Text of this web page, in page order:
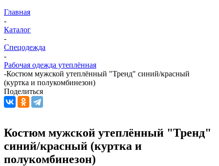
Главная
-
Каталог
-
Спецодежда
-
Рабочая одежда утеплённая
-Костюм мужской утеплённый "Тренд" синий/красный
(куртка и полукомбинезон)
Поделиться
Костюм мужской утеплённый "Тренд"
синий/красный (куртка и
полукомбинезон)